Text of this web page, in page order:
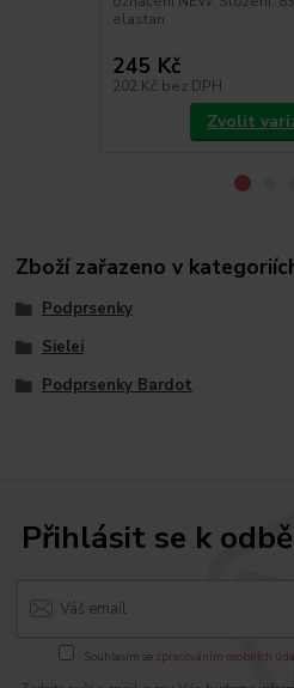
elastan
245 Kč
202 Kč bez DPH
Zvolit
Zboží zařazeno v
Podprsenky
Sielei
Podprsenky Bardot
Přihlásit se k
Souhlasím se zpracováním osobních